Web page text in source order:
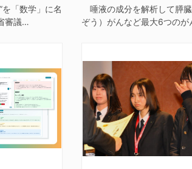
「数学」に名
審議…
唾液の成分を解析して膵
ぞう）がんなど最大6つの